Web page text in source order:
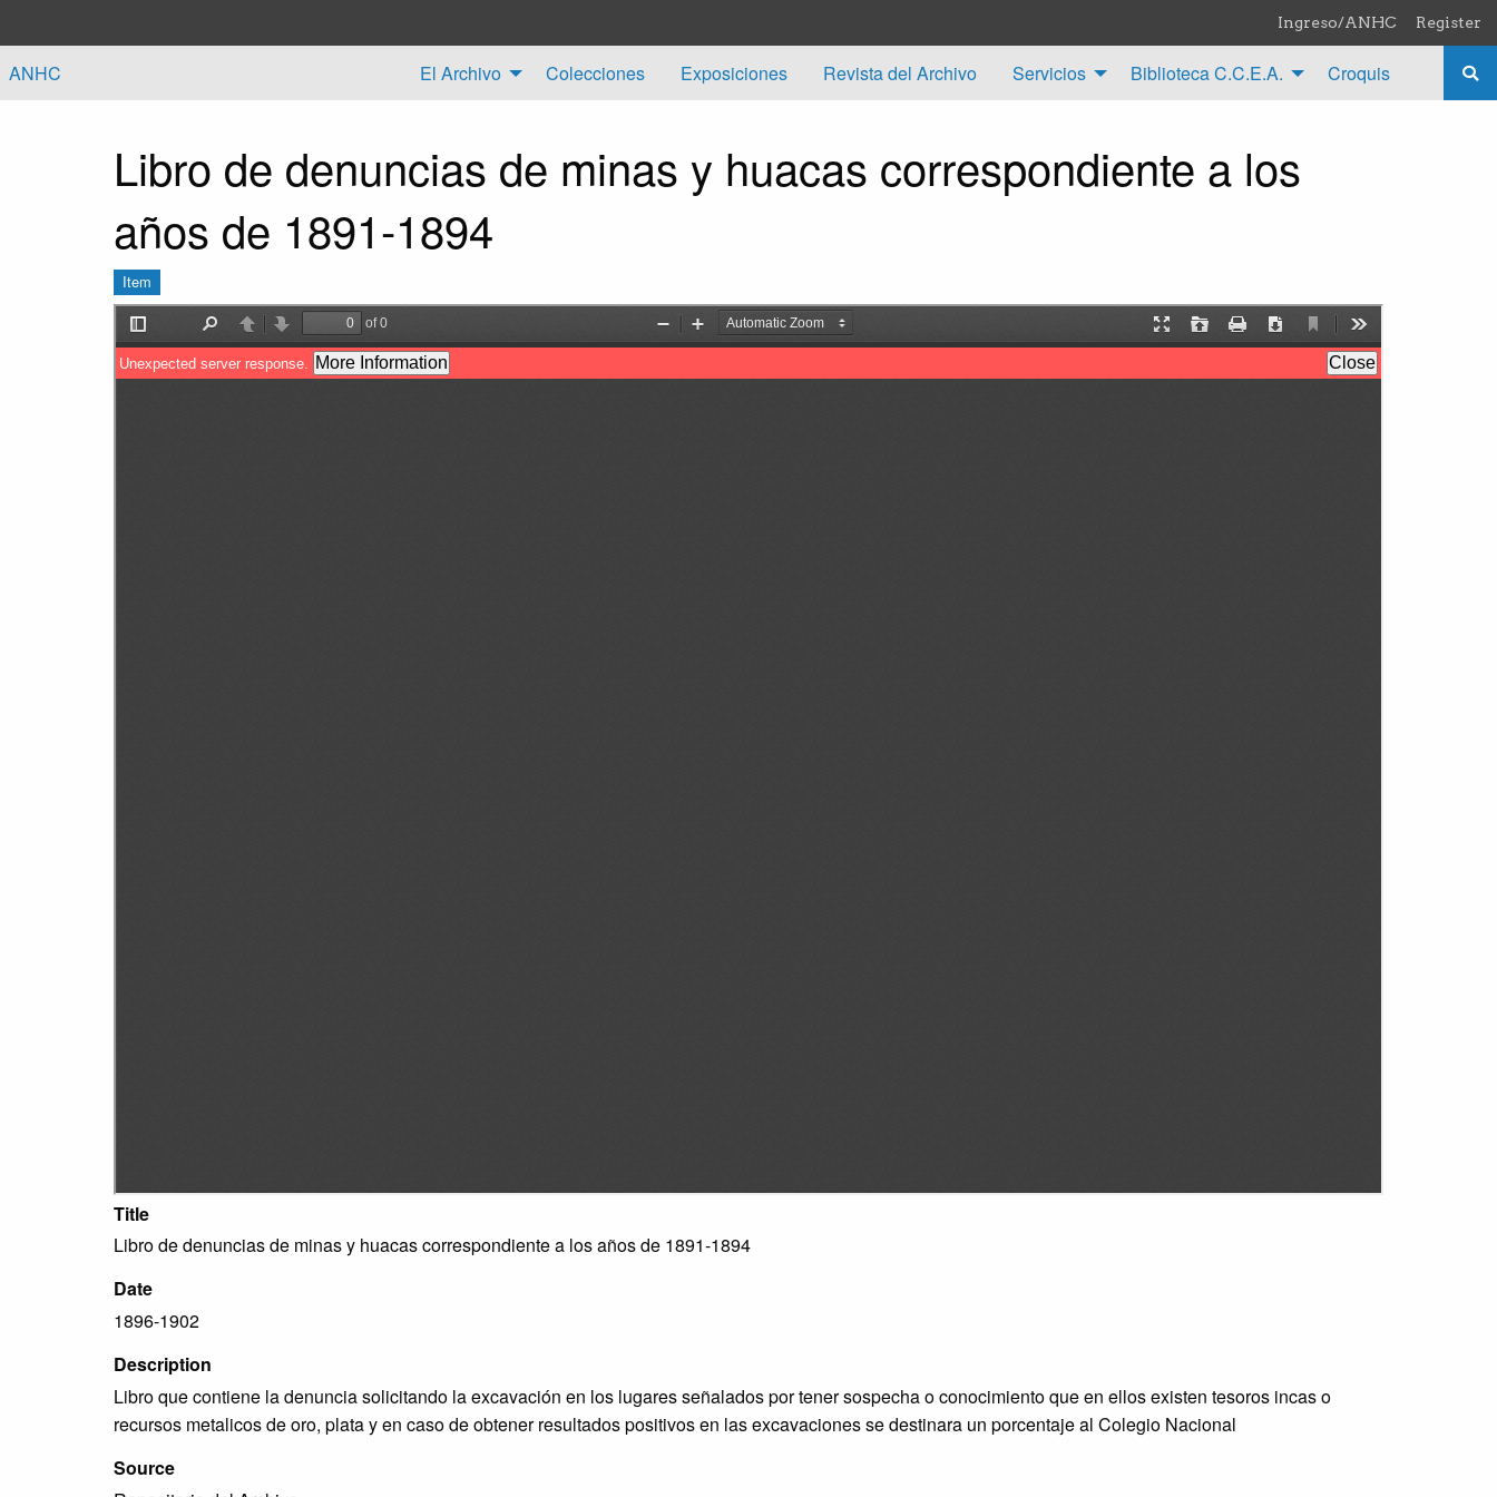
Ingreso/ANHC Register
ANHC El Archivo Colecciones Exposiciones Revista del Archivo Servicios Biblioteca C.C.E.A. Croquis
Libro de denuncias de minas y huacas correspondiente a los
años de 1891-1894
Item
Title
Libro de denuncias de minas y huacas correspondiente a los años de 1891-1894
Date
1896-1902
Description
Libro que contiene la denuncia solicitando la excavación en los lugares señalados por tener sospecha o conocimiento que en ellos existen tesoros incas o
recursos metalicos de oro, plata y en caso de obtener resultados positivos en las excavaciones se destinara un porcentaje al Colegio Nacional
Source